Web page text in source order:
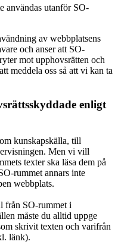
användas utanför SO-
av webbplatsens
och anser att SO-
mot upphovsrätten och
meddela oss så att vi kan ta
enligt
kunskapskälla, till
Men vi vill
texter ska läsa dem på
rummet annars inte
webbplats.
från SO-rummet i
måste du alltid uppge
skrivit texten och varifrån
länk).